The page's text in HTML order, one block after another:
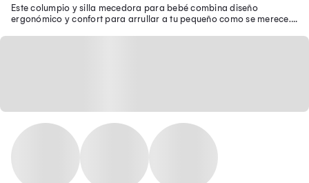
Este columpio y silla mecedora para bebé combina diseño
ergonómico y confort para arrullar a tu pequeño como se merece.